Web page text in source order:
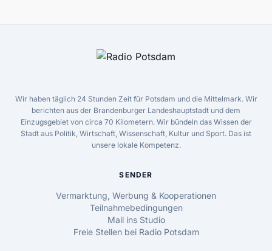
Wir haben täglich 24 Stunden Zeit für Potsdam und die Mittelmark. Wir
berichten aus der Brandenburger Landeshauptstadt und dem
Einzugsgebiet von circa 70 Kilometern. Wir bündeln das Wissen der
Stadt aus Politik, Wirtschaft, Wissenschaft, Kultur und Sport. Das ist
unsere lokale Kompetenz.
SENDER
Vermarktung, Werbung & Kooperationen
Teilnahmebedingungen
Mail ins Studio
Freie Stellen bei Radio Potsdam